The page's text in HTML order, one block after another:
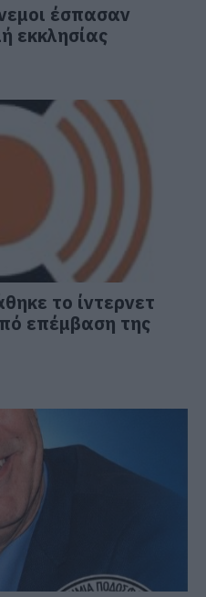
έσπασαν
εκκλησίας
το ίντερνετ
επέμβαση της